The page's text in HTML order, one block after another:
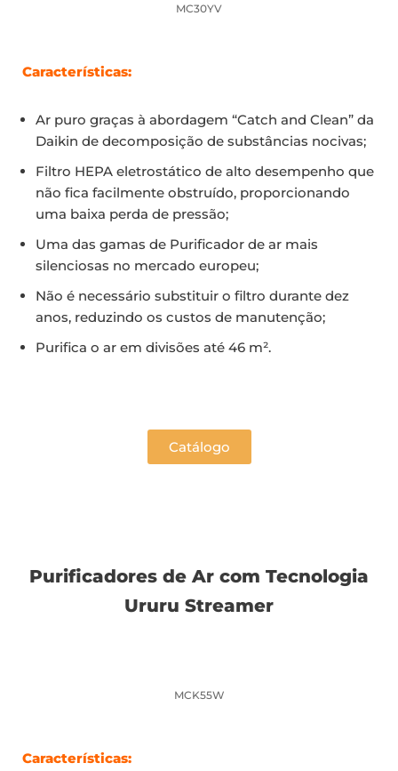
MC30YV
Características:
Ar puro graças à abordagem “Catch and Clean” da
Daikin de decomposição de substâncias nocivas;
Filtro HEPA eletrostático de alto desempenho que
não fica facilmente obstruído, proporcionando
uma baixa perda de pressão;
Uma das gamas de Purificador de ar mais
silenciosas no mercado europeu;
Não é necessário substituir o filtro durante dez
anos, reduzindo os custos de manutenção;
Purifica o ar em divisões até 46 m².
Catálogo
Purificadores de Ar com Tecnologia
Ururu Streamer
MCK55W
Características: